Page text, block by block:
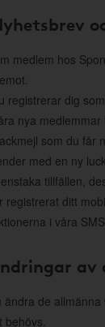
medlem hos
registrerar dig
nya
som du får
med en ny
tillfällen,
registrerat ditt
i våra
ändra de
behövs.